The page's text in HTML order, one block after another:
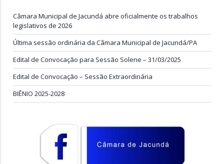
Câmara Municipal de Jacundá abre oficialmente os trabalhos
legislativos de 2026
Última sessão ordinária da Câmara Municipal de Jacundá/PA
Edital de Convocação para Sessão Solene – 31/03/2025
Edital de Convocação – Sessão Extraordinária
BIÊNIO 2025-2028